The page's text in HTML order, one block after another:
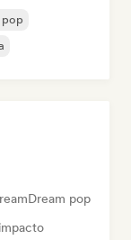
pop
Dream pop